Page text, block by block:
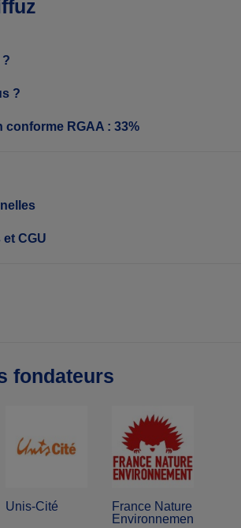
?
?
RGAA : 33%
CGU
fondateurs
Unis-Cité
France Nature
Environnement